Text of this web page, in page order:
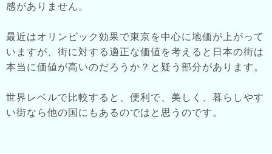
感がありません。
最近はオリンピック効果で東京を中心に地価が上がって
いますが、街に対する適正な価値を考えると日本の街は
本当に価値が高いのだろうか？と疑う部分があります。
世界レベルで比較すると、便利で、美しく、暮らしやす
い街なら他の国にもあるのではと思うのです。